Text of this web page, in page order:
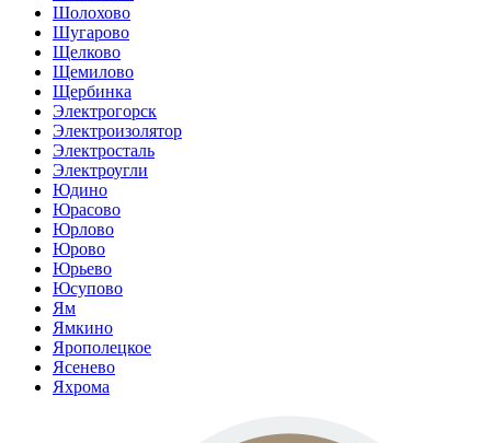
Шолохово
Шугарово
Щелково
Щемилово
Щербинка
Электрогорск
Электроизолятор
Электросталь
Электроугли
Юдино
Юрасово
Юрлово
Юрово
Юрьево
Юсупово
Ям
Ямкино
Ярополецкое
Ясенево
Яхрома